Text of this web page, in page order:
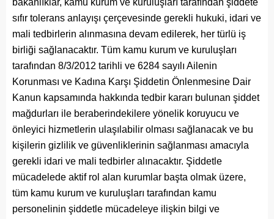
bakanlıklar, kamu kurum ve kuruluşları tarafından şiddete
sıfır tolerans anlayışı çerçevesinde gerekli hukuki, idari ve
mali tedbirlerin alınmasına devam edilerek, her türlü iş
birliği sağlanacaktır. Tüm kamu kurum ve kuruluşları
tarafından 8/3/2012 tarihli ve 6284 sayılı Ailenin
Korunması ve Kadına Karşı Şiddetin Önlenmesine Dair
Kanun kapsamında hakkında tedbir kararı bulunan şiddet
mağdurları ile beraberindekilere yönelik koruyucu ve
önleyici hizmetlerin ulaşılabilir olması sağlanacak ve bu
kişilerin gizlilik ve güvenliklerinin sağlanması amacıyla
gerekli idari ve mali tedbirler alınacaktır. Şiddetle
mücadelede aktif rol alan kurumlar başta olmak üzere,
tüm kamu kurum ve kuruluşları tarafından kamu
personelinin şiddetle mücadeleye ilişkin bilgi ve